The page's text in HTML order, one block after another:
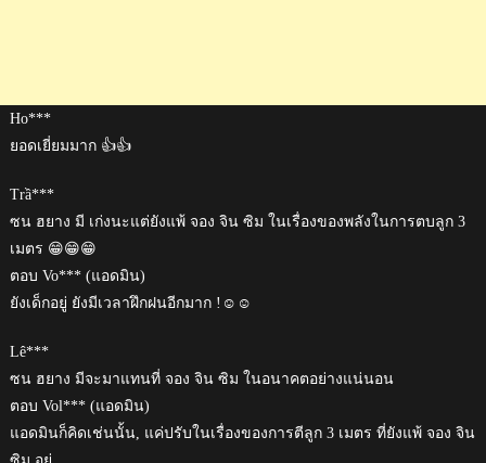
Ho***
ยอดเยี่ยมมาก 👍👍
Trầ***
ซน ฮยาง มี เก่งนะแต่ยังแพ้ จอง จิน ซิม ในเรื่องของพลังในการตบลูก 3
เมตร 😁😁😁
ตอบ Vo*** (แอดมิน)
ยังเด็กอยู่ ยังมีเวลาฝึกฝนอีกมาก !☺️☺️
Lê***
ซน ฮยาง มีจะมาแทนที่ จอง จิน ซิม ในอนาคตอย่างแน่นอน
ตอบ Vol*** (แอดมิน)
แอดมินก็คิดเช่นนั้น, แค่ปรับในเรื่องของการตีลูก 3 เมตร ที่ยังแพ้ จอง จิน